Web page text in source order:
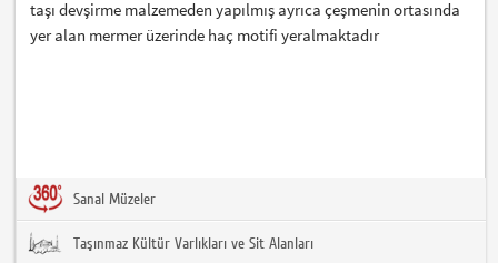
taşı devşirme malzemeden yapılmış ayrıca çeşmenin ortasında
yer alan mermer üzerinde haç motifi yeralmaktadır
Sanal Müzeler
Taşınmaz Kültür Varlıkları ve Sit Alanları